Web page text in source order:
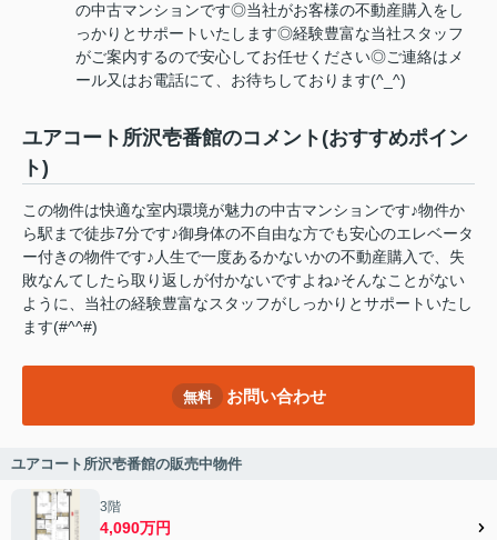
の中古マンションです◎当社がお客様の不動産購入をし
っかりとサポートいたします◎経験豊富な当社スタッフ
がご案内するので安心してお任せください◎ご連絡はメ
ール又はお電話にて、お待ちしております(^_^)
ユアコート所沢壱番館のコメント(おすすめポイン
ト)
この物件は快適な室内環境が魅力の中古マンションです♪物件か
ら駅まで徒歩7分です♪御身体の不自由な方でも安心のエレベータ
ー付きの物件です♪人生で一度あるかないかの不動産購入で、失
敗なんてしたら取り返しが付かないですよね♪そんなことがない
ように、当社の経験豊富なスタッフがしっかりとサポートいたし
ます(#^^#)
無料 お問い合わせ
ユアコート所沢壱番館の販売中物件
3階
4,090万円